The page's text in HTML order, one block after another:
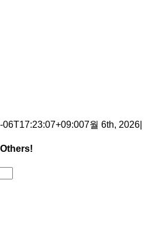
06T17:23:07+09:007월 6th, 2026